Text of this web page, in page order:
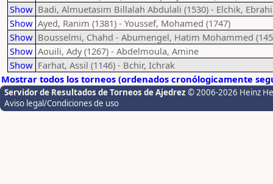
Show Badi, Almuetasim Billalah Abdulali (1530) - Elchik,
Show Ayed, Ranim (1381) - Youssef, Mohamed (1747)
Show Bousselmi, Chahd - Abumengel, Hatim Mohammed
Show Aouili, Ady (1267) - Abdelmoula, Amine
Show Farhat, Assil (1146) - Bchir, Ichrak
Mostrar todos los torneos (ordenados cronólogicamente
Servidor de Resultados de Torneos de Ajedrez © 2006-2026 Heinz
Aviso legal/Condiciones de uso